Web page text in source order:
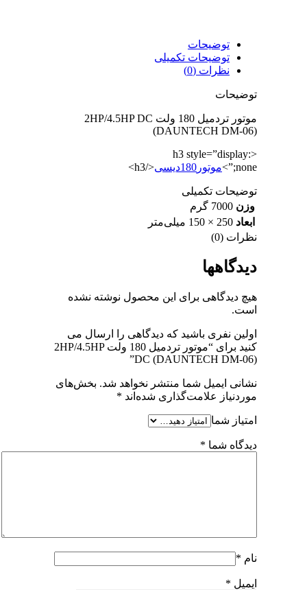
توضیحات
توضیحات تکمیلی
نظرات (0)
توضیحات
موتور تردمیل 180 ولت 2HP/4.5HP DC
(DAUNTECH DM-06)
<h3 style=”display:
none;”>
موتور180دیسی </h3>
توضیحات تکمیلی
وزن 7000 گرم
ابعاد 250 × 150 میلی‌متر
نظرات (0)
دیدگاهها
هیچ دیدگاهی برای این محصول نوشته نشده
است.
اولین نفری باشید که دیدگاهی را ارسال می
کنید برای “موتور تردمیل 180 ولت 2HP/4.5HP
DC (DAUNTECH DM-06)”
نشانی ایمیل شما منتشر نخواهد شد. بخش‌های
موردنیاز علامت‌گذاری شده‌اند *
امتیاز شما
دیدگاه شما *
نام *
ایمیل *